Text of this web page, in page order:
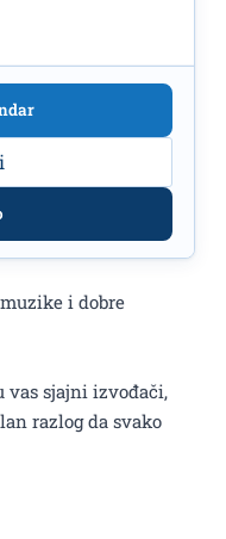
i dobre
vas sjajni izvođači,
razlog da svako